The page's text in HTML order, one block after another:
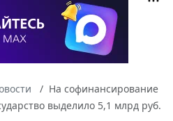
На софинансирование
выделило 5,1 млрд руб.